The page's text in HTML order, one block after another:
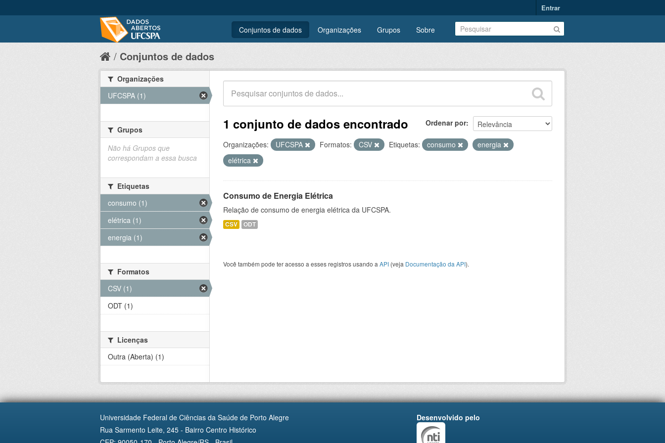
Entrar
Conjuntos de dados Organizações Grupos Sobre
Conjuntos de dados
Ordenar por
1 conjunto de dados encontrado
Organizações: UFCSPA Formatos: CSV Etiquetas: consumo
energia
elétrica
Consumo de Energia Elétrica
Relação de consumo de energia elétrica da UFCSPA.
CSV ODT
Você também pode ter acesso a esses registros usando a API (veja Documentação da API).
Organizações
UFCSPA (1)
Grupos
Não há Grupos que
correspondam a essa busca
Etiquetas
consumo (1)
elétrica (1)
energia (1)
Formatos
CSV (1)
ODT (1)
Licenças
Outra (Aberta) (1)
Universidade Federal de Ciências da Saúde de Porto Alegre
Rua Sarmento Leite, 245 - Bairro Centro Histórico
Desenvolvido pelo